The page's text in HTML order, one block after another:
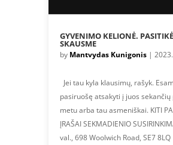
GYVENIMO KELIONĖ.
SKAUSME
by Mantvydas Kunigonis|
Jei tau kyla klausimų, rašyk.
pasiruošę atsakyti į juos sekančių
metu arba tau asmeniškai. KITI
ĮRAŠAI SEKMADIENIO
val., 698 Woolwich Road, SE7